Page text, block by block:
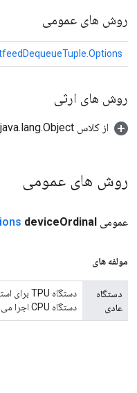
روش های عمومی
روش های ارثی
از کلاس java.lang.Object
روش های عمومی
عمومی deviceOrdinal
مولفه های
دستگاه
عادی
دستگاه CPU اجرا می شود >= 0 باشد.